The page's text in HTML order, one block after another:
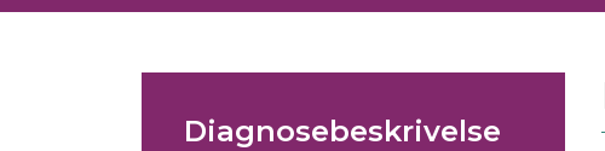
Diagnosebeskrivelse